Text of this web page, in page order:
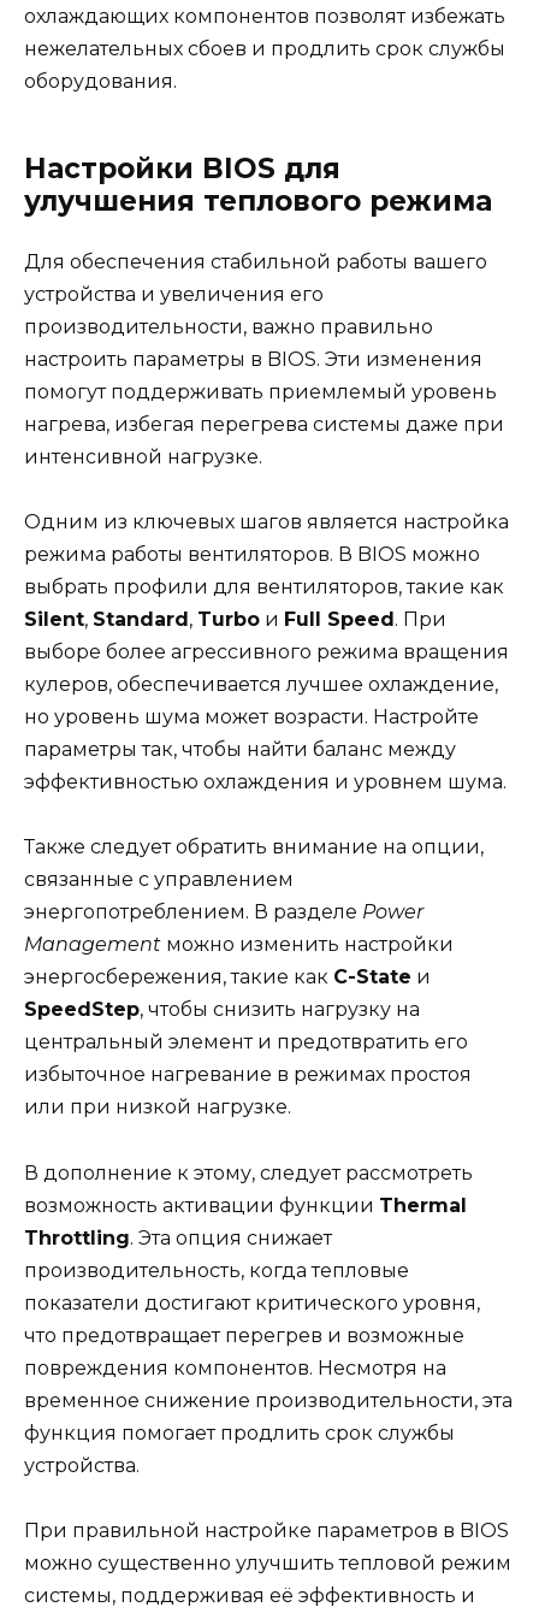
охлаждающих компонентов позволят избежать
нежелательных сбоев и продлить срок службы
оборудования.
Настройки BIOS для
улучшения теплового режима
Для обеспечения стабильной работы вашего
устройства и увеличения его
производительности, важно правильно
настроить параметры в BIOS. Эти изменения
помогут поддерживать приемлемый уровень
нагрева, избегая перегрева системы даже при
интенсивной нагрузке.
Одним из ключевых шагов является настройка
режима работы вентиляторов. В BIOS можно
выбрать профили для вентиляторов, такие как
Silent, Standard , Turbo и Full Speed . При
выборе более агрессивного режима вращения
кулеров, обеспечивается лучшее охлаждение,
но уровень шума может возрасти. Настройте
параметры так, чтобы найти баланс между
эффективностью охлаждения и уровнем шума.
Также следует обратить внимание на опции,
связанные с управлением
энергопотреблением. В разделе Power
Management можно изменить настройки
энергосбережения, такие как C-State и
SpeedStep, чтобы снизить нагрузку на
центральный элемент и предотвратить его
избыточное нагревание в режимах простоя
или при низкой нагрузке.
В дополнение к этому, следует рассмотреть
возможность активации функции Thermal
Throttling. Эта опция снижает
производительность, когда тепловые
показатели достигают критического уровня,
что предотвращает перегрев и возможные
повреждения компонентов. Несмотря на
временное снижение производительности, эта
функция помогает продлить срок службы
устройства.
При правильной настройке параметров в BIOS
можно существенно улучшить тепловой режим
системы, поддерживая её эффективность и